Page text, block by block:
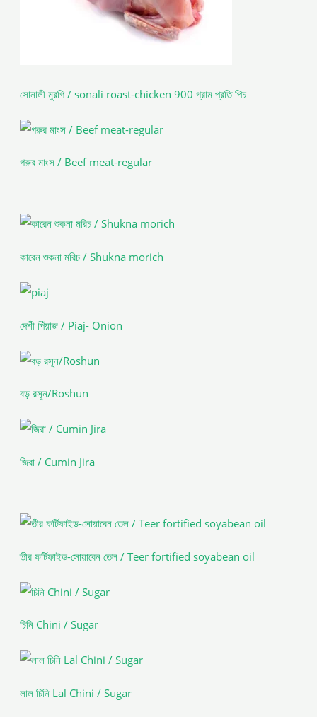
সোনালী মুরগি / sonali roast-chicken 900 গ্রাম প্রতি পিচ
গরুর মাংস / Beef meat-regular
কারেন শুকনা মরিচ / Shukna morich
দেশী পিঁয়াজ / Piaj- Onion
বড় রসূন/Roshun
জিরা / Cumin Jira
তীর ফর্টিফাইড-সোয়াবেন তেল / Teer fortified soyabean oil
চিনি Chini / Sugar
লাল চিনি Lal Chini / Sugar